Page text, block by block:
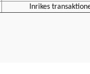
Inrikes